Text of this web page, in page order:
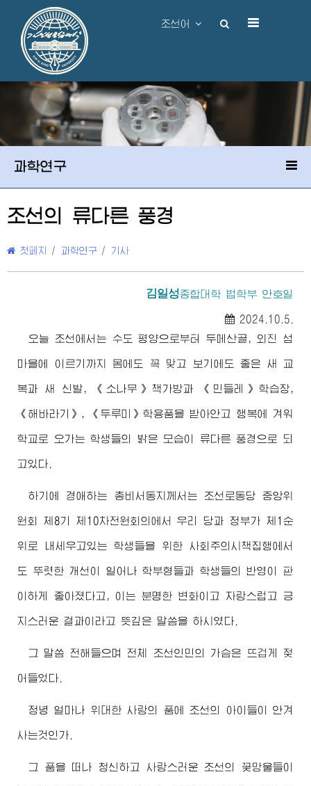
조선어
과학연구
조선의 류다른 풍경
첫페지 / 과학연구 / 기사
김일성종합대학 법학부 안호일
2024.10.5.
오늘 조선에서는 수도 평양으로부터 두메산골, 외진 섬
마을에 이르기까지 몸에도 꼭 맞고 보기에도 좋은 새 교
복과 새 신발, 《소나무》책가방과 《민들레》학습장,
《해바라기》, 《두루미》학용품을 받아안고 행복에 겨워
학교로 오가는 학생들의 밝은 모습이 류다른 풍경으로 되
고있다.
하기에 경애하는 총비서동지께서 는 조선로동당 중앙위
원회 제8기 제10차전원회의에서 우리 당과 정부가 제1순
위로 내세우고있는 학생들을 위한 사회주의시책집행에서
도 뚜렷한 개선이 일어나 학부형들과 학생들의 반영이 판
이하게 좋아졌다고, 이는 분명한 변화이고 자랑스럽고 긍
지스러운 결과이라고 뜻깊은 말씀을 하시였다.
그 말씀 전해들으며 전체 조선인민의 가슴은 뜨겁게 젖
어들었다.
정녕 얼마나 위대한 사랑의 품에 조선의 아이들이 안겨
사는것인가.
그 품을 떠나 청신하고 사랑스러운 조선의 꽃망울들이